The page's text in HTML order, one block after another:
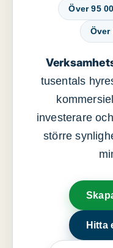
Över 95
Över
tusentals
investerare
större
Hitta